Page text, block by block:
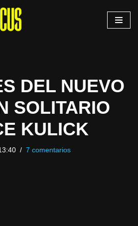
DEL NUEVO
SOLITARIO
KULICK
7 comentarios